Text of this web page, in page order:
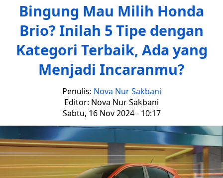
Bingung Mau Milih Honda
Brio? Inilah 5 Tipe dengan
Kategori Terbaik, Ada yang
Menjadi Incaranmu?
Penulis: Nova Nur Sakbani
Editor: Nova Nur Sakbani
Sabtu, 16 Nov 2024 - 10:17